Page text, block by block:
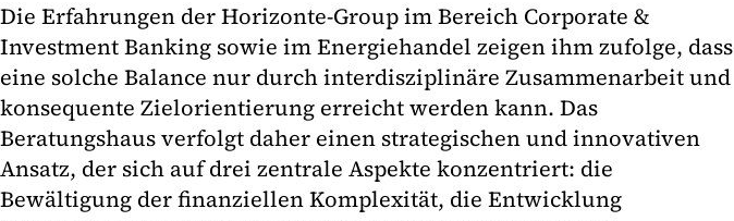
Die Erfahrungen der Horizonte-Group im Bereich Corporate &
Investment Banking sowie im Energiehandel zeigen ihm zufolge, dass
eine solche Balance nur durch interdisziplinäre Zusammenarbeit und
konsequente Zielorientierung erreicht werden kann. Das
Beratungshaus verfolgt daher einen strategischen und innovativen
Ansatz, der sich auf drei zentrale Aspekte konzentriert: die
Bewältigung der finanziellen Komplexität, die Entwicklung